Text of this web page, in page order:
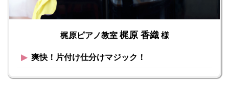
梶原ピアノ教室梶原 香織様
▶︎ 爽快！片付け仕分けマジック！